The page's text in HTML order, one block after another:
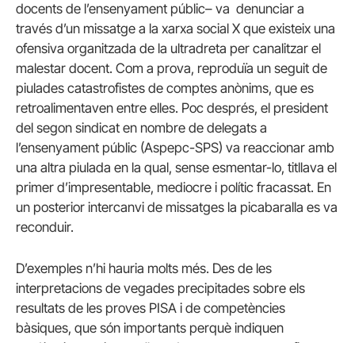
docents de l’ensenyament públic– va denunciar a
través d’un missatge a la xarxa social X que existeix una
ofensiva organitzada de la ultradreta per canalitzar el
malestar docent. Com a prova, reproduïa un seguit de
piulades catastrofistes de comptes anònims, que es
retroalimentaven entre elles. Poc després, el president
del segon sindicat en nombre de delegats a
l’ensenyament públic (Aspepc-SPS) va reaccionar amb
una altra piulada en la qual, sense esmentar-lo, titllava el
primer d’impresentable, mediocre i polític fracassat. En
un posterior intercanvi de missatges la picabaralla es va
reconduir.
D’exemples n’hi hauria molts més. Des de les
interpretacions de vegades precipitades sobre els
resultats de les proves PISA i de competències
bàsiques, que són importants perquè indiquen